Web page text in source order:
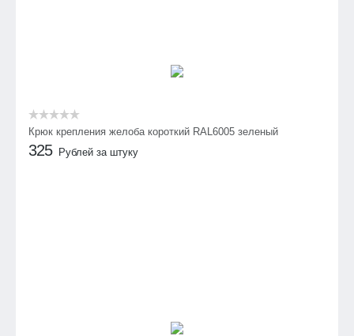
Крюк крепления желоба короткий RAL6005 зеленый
325 Рублей за штуку